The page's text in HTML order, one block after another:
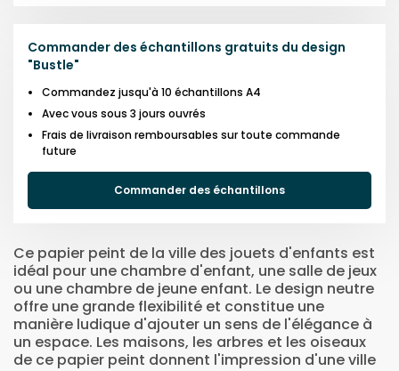
Commander des échantillons gratuits du design
"Bustle"
Commandez jusqu'à 10 échantillons A4
Avec vous sous 3 jours ouvrés
Frais de livraison remboursables sur toute commande
future
Commander des échantillons
Ce papier peint de la ville des jouets d'enfants est
idéal pour une chambre d'enfant, une salle de jeux
ou une chambre de jeune enfant. Le design neutre
offre une grande flexibilité et constitue une
manière ludique d'ajouter un sens de l'élégance à
un espace. Les maisons, les arbres et les oiseaux
de ce papier peint donnent l'impression d'une ville